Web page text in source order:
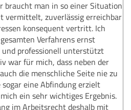
braucht man in so einer Situation
vermittelt, zuverlässig erreichbar
konsequent vertritt. Ich
Verfahrens ernst
professionell unterstützt
war für mich, dass neben der
die menschliche Seite nie zu
sogar eine Abfindung erzielt
ein sehr wichtiges Ergebnis.
im Arbeitsrecht deshalb mit